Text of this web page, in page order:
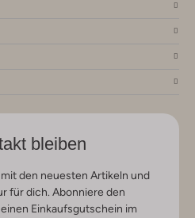
bleiben
den neuesten Artikeln und
für dich. Abonniere den
Einkaufsgutschein im